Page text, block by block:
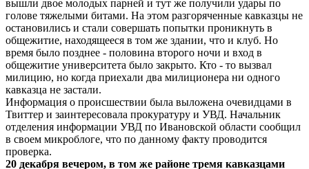
вышли двое молодых парней и тут же получили удары по
голове тяжелыми битами. На этом разгоряченные кавказцы не
остановились и стали совершать попытки проникнуть в
общежитие, находящееся в том же здании, что и клуб. Но
время было позднее - половина второго ночи и вход в
общежитие университета было закрыто. Кто - то вызвал
милицию, но когда приехали два милиционера ни одного
кавказца не застали.
Информация о происшествии была выложена очевидцами в
Твиттер и заинтересовала прокуратуру и УВД. Начальник
отделения информации УВД по Ивановской области сообщил
в своем микроблоге, что по данному факту проводится
проверка.
20 декабря вечером, в том же районе тремя кавказцами